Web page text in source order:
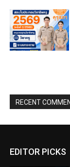
RECENT
EDITOR PICKS